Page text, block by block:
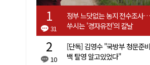
31
정부 느닷없는 농지 전수조사
쑤시는 '경자유전'의 칼날
10
[단독] 김영수 "국방부 청문준
백 탈영 알고있었다"